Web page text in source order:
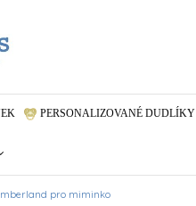
PERSONALIZOVANÉ DUDLÍKY
pro miminko